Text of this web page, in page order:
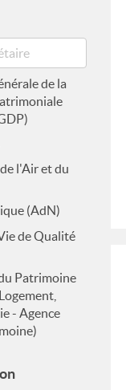
de la
l'Air et du
(AdN)
de Qualité
Patrimoine
- Agence